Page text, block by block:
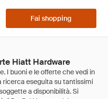
Fai shopping
Hiatt Hardware